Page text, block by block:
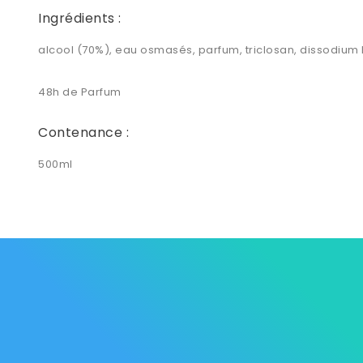
Ingrédients :
alcool (70%), eau osmasés, parfum, triclosan, dissodium
48h de Parfum
Contenance :
500ml